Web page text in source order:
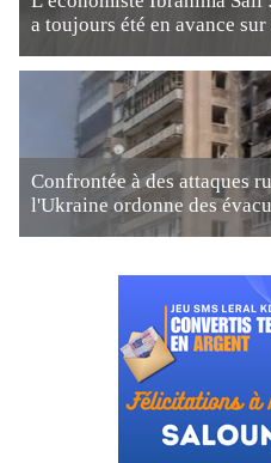
a toujours été en avance sur
Confrontée à des attaques
l'Ukraine ordonne des